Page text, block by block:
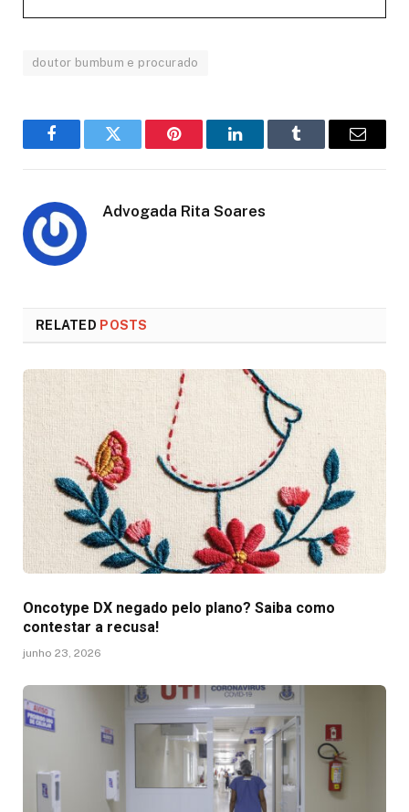
doutor bumbum e procurado
FacebookTwitter Pinterest LinkedInTumblr Email
Advogada Rita Soares
RELATED POSTS
Oncotype DX negado pelo plano? Saiba como
contestar a recusa!
junho 23, 2026